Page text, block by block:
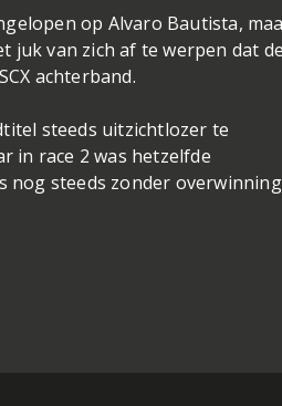
op Alvaro Bautista,
juk van zich af te werpen dat de
achterband.
steeds uitzichtlozer te
in race 2 was hetzelfde
nog steeds zonder overwinning